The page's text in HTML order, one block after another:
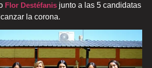
Flor Destéfanis junto a las 5 candidatas
la corona.